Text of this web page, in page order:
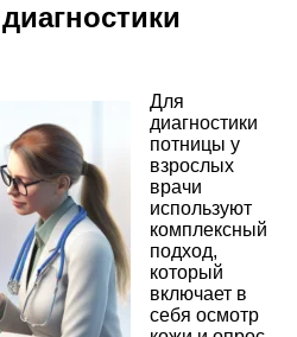
Для
диагностики
потницы у
взрослых
врачи
используют
комплексный
подход,
который
включает в
себя осмотр